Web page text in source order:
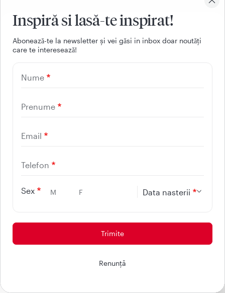
Inspiră si lasă-te inspirat!
Aboneazǎ-te la newsletter și vei gǎsi in inbox doar noutǎți
care te intereseazǎ!
Nume
Prenume
Email
Telefon
Sex M F Data nasterii
Renunţă
Ai nevoie de ajutor? Discuta cu